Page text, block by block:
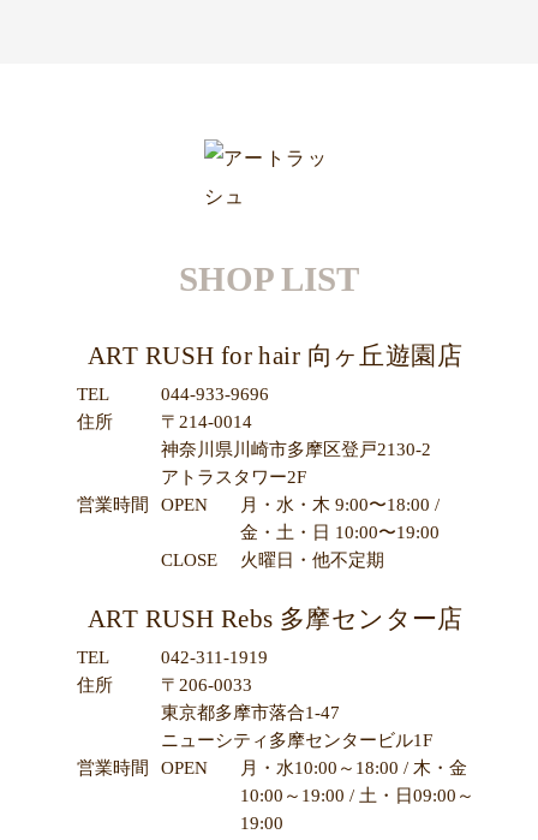
SHOP LIST
ART RUSH for hair 向ヶ丘遊園店
TEL
044-933-9696
住所
〒214-0014
神奈川県川崎市多摩区登戸2130-2
アトラスタワー2F
営業時間
OPEN
月・水・木 9:00〜18:00 /
金・土・日 10:00〜19:00
CLOSE
火曜日・他不定期
ART RUSH Rebs 多摩センター店
TEL
042-311-1919
住所
〒206-0033
東京都多摩市落合1-47
ニューシティ多摩センタービル1F
営業時間
OPEN
月・水10:00～18:00 / 木・金
10:00～19:00 / 土・日09:00～
19:00